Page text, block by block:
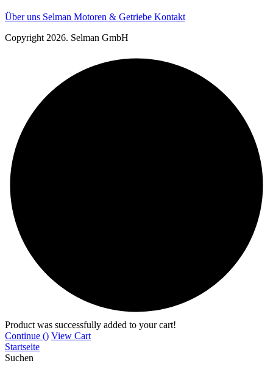
Über uns Selman Motoren & Getriebe Kontakt
Copyright 2026. Selman GmbH
Product was successfully added to your cart!
Continue () View Cart
Startseite
Suchen